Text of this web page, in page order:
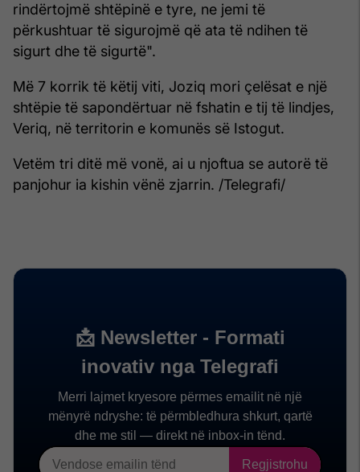
rindërtojmë shtëpinë e tyre, ne jemi të
përkushtuar të sigurojmë që ata të ndihen të
sigurt dhe të sigurtë".
Më 7 korrik të këtij viti, Joziq mori çelësat e një
shtëpie të sapondërtuar në fshatin e tij të lindjes,
Veriq, në territorin e komunës së Istogut.
Vetëm tri ditë më vonë, ai u njoftua se autorë të
panjohur ia kishin vënë zjarrin. /Telegrafi/